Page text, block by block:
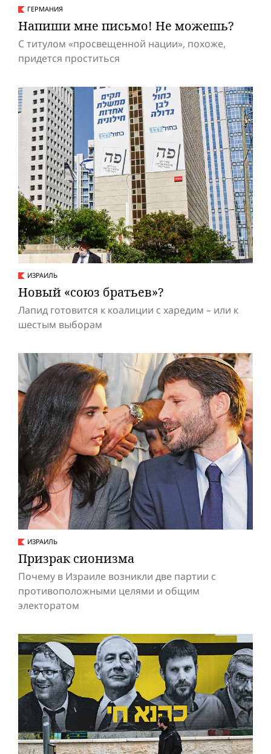
ГЕРМАНИЯ
Напиши мне письмо! Не можешь?
С титулом «просвещенной нации», похоже,
придется проститься
ИЗРАИЛЬ
Новый «союз братьев»?
Лапид готовится к коалиции с харедим – или к
шестым выборам
ИЗРАИЛЬ
Призрак сионизма
Почему в Израиле возникли две партии с
противоположными целями и общим
электоратом